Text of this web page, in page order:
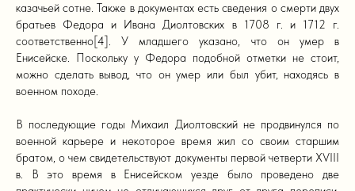
казачьей сотне. Также в документах есть сведения о смерти двух
братьев Федора и Ивана Диолтовских в 1708 г. и 1712 г.
соответственно[4]. У младшего указано, что он умер в
Енисейске. Поскольку у Федора подобной отметки не стоит,
можно сделать вывод, что он умер или был убит, находясь в
военном походе.
В последующие годы Михаил Диолтовский не продвинулся по
военной карьере и некоторое время жил со своим старшим
братом, о чем свидетельствуют документы первой четверти XVIII
в. В это время в Енисейском уезде было проведено две